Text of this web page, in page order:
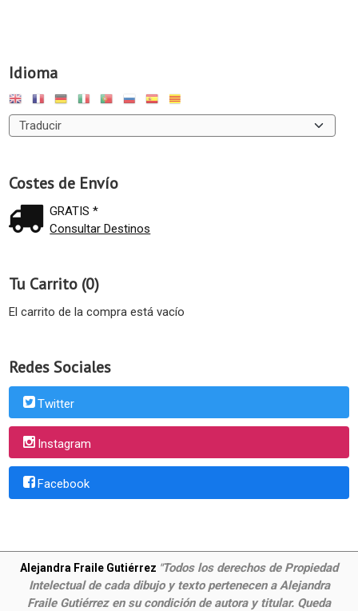
Idioma
Costes de Envío
GRATIS *
Consultar Destinos
Tu Carrito (0)
El carrito de la compra está vacío
Redes Sociales
Twitter
Instagram
Facebook
Alejandra Fraile Gutiérrez "Todos los derechos de Propiedad
Intelectual de cada dibujo y texto pertenecen a Alejandra
Fraile Gutiérrez en su condición de autora y titular. Queda